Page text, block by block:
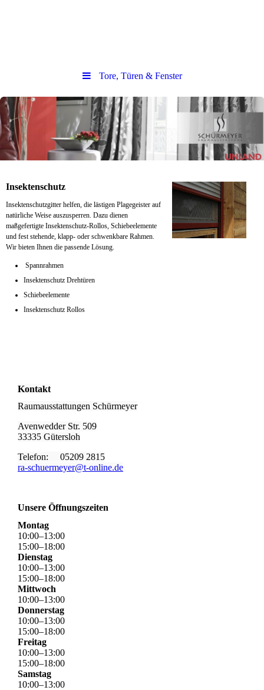
Tore, Türen & Fenster
Insektenschutz
Insektenschutzgitter helfen, die lästigen Plagegeister auf
natürliche Weise auszusperren. Dazu dienen
maßgefertigte Insektenschutz-Rollos, Schiebeelemente
und fest stehende, klapp- oder schwenkbare Rahmen.
Wir bieten Ihnen die passende Lösung.
Spannrahmen
Insektenschutz Drehtüren
Schiebeelemente
Insektenschutz Rollos
Kontakt
Raumausstattungen Schürmeyer
Avenwedder Str. 509
33335 Gütersloh
Telefon: 05209 2815
ra-schuermeyer@t-online.de
Unsere Öffnungszeiten
Montag
10:00–13:00
15:00–18:00
Dienstag
10:00–13:00
15:00–18:00
Mittwoch
10:00–13:00
Donnerstag
10:00–13:00
15:00–18:00
Freitag
10:00–13:00
15:00–18:00
Samstag
10:00–13:00